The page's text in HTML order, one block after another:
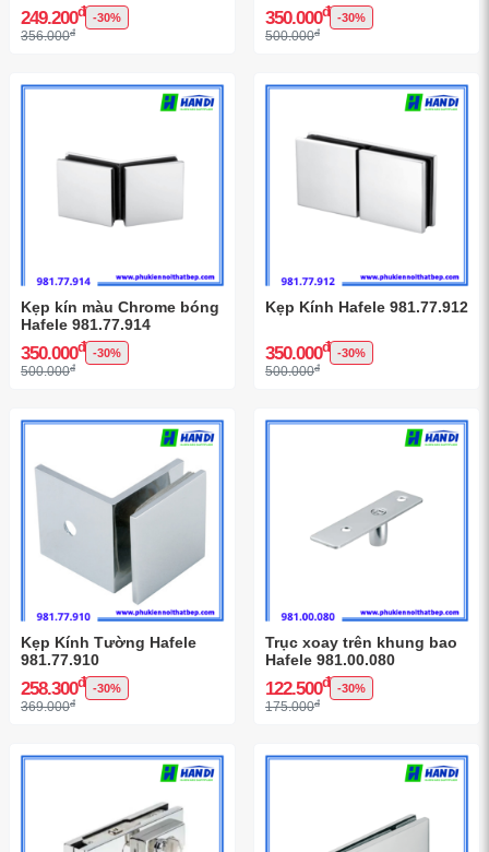
249.200đ -30%
356.000đ
350.000đ -30%
500.000đ
Kẹp kín màu Chrome bóng
Hafele 981.77.914
350.000đ -30%
500.000đ
Kẹp Kính Hafele 981.77.912
350.000đ -30%
500.000đ
Kẹp Kính Tường Hafele
981.77.910
258.300đ -30%
369.000đ
Trục xoay trên khung bao
Hafele 981.00.080
122.500đ -30%
175.000đ